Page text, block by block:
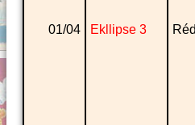
01/04 Ekllipse 3